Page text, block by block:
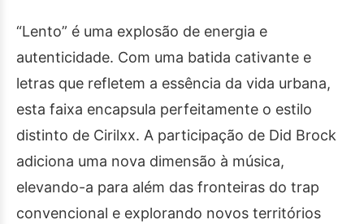
“Lento” é uma explosão de energia e
autenticidade. Com uma batida cativante e
letras que refletem a essência da vida urbana,
esta faixa encapsula perfeitamente o estilo
distinto de Cirilxx. A participação de Did Brock
adiciona uma nova dimensão à música,
elevando-a para além das fronteiras do trap
convencional e explorando novos territórios